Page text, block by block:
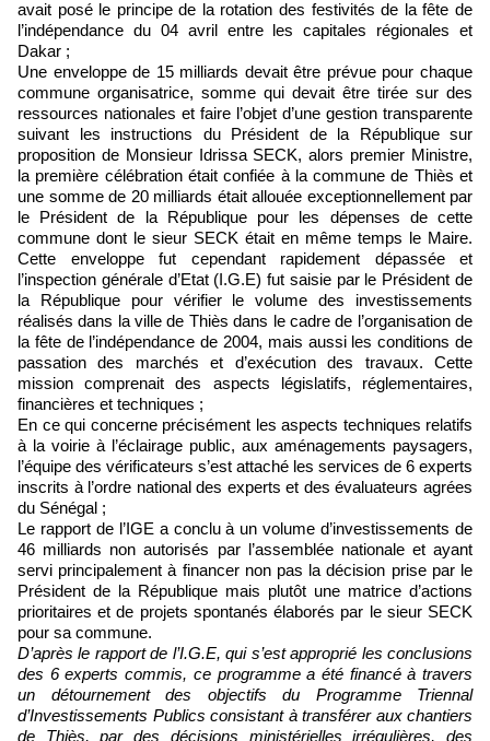
avait posé le principe de la rotation des festivités de la fête de
l’indépendance du 04 avril entre les capitales régionales et
Dakar ;
Une enveloppe de 15 milliards devait être prévue pour chaque
commune organisatrice, somme qui devait être tirée sur des
ressources nationales et faire l’objet d’une gestion transparente
suivant les instructions du Président de la République sur
proposition de Monsieur Idrissa SECK, alors premier Ministre,
la première célébration était confiée à la commune de Thiès et
une somme de 20 milliards était allouée exceptionnellement par
le Président de la République pour les dépenses de cette
commune dont le sieur SECK était en même temps le Maire.
Cette enveloppe fut cependant rapidement dépassée et
l’inspection générale d’Etat (I.G.E) fut saisie par le Président de
la République pour vérifier le volume des investissements
réalisés dans la ville de Thiès dans le cadre de l’organisation de
la fête de l’indépendance de 2004, mais aussi les conditions de
passation des marchés et d’exécution des travaux. Cette
mission comprenait des aspects législatifs, réglementaires,
financières et techniques ;
En ce qui concerne précisément les aspects techniques relatifs
à la voirie à l’éclairage public, aux aménagements paysagers,
l’équipe des vérificateurs s’est attaché les services de 6 experts
inscrits à l’ordre national des experts et des évaluateurs agrées
du Sénégal ;
Le rapport de l’IGE a conclu à un volume d’investissements de
46 milliards non autorisés par l’assemblée nationale et ayant
servi principalement à financer non pas la décision prise par le
Président de la République mais plutôt une matrice d’actions
prioritaires et de projets spontanés élaborés par le sieur SECK
pour sa commune.
D’après le rapport de l’I.G.E, qui s’est approprié les conclusions
des 6 experts commis, ce programme a été financé à travers
un détournement des objectifs du Programme Triennal
d’Investissements Publics consistant à transférer aux chantiers
de Thiès, par des décisions ministérielles irrégulières, des